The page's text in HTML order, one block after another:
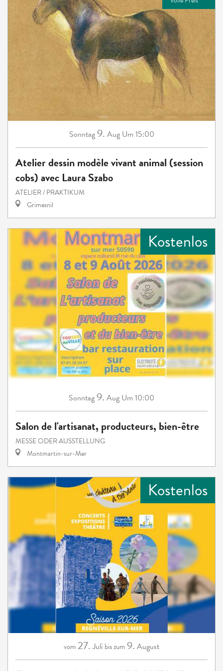
Sonntag9. Aug Um 15:00
Atelier dessin modèle vivant animal (session
cobs) avec Laura Szabo
ATELIER / PRAKTIKUM
Grimesnil
Kostenlos
Sonntag9. Aug Um 10:00
Salon de l'artisanat, producteurs, bien-être
MESSE ODER AUSSTELLUNG
Montmartin-sur-Mer
Kostenlos
vom 27. Juli bis zum9. August